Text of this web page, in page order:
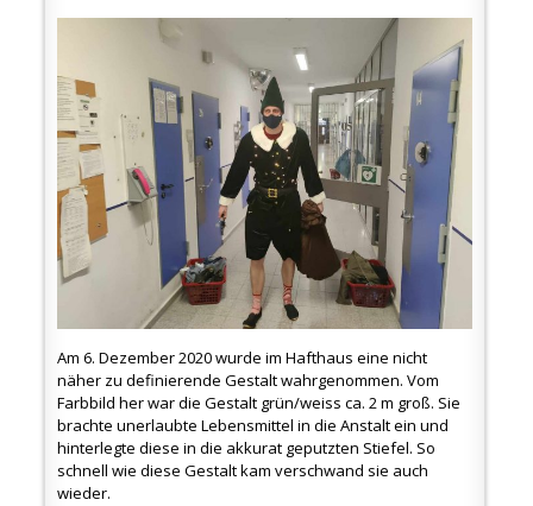
Am 6. Dezember 2020 wurde im Hafthaus eine nicht
näher zu definierende Gestalt wahrgenommen. Vom
Farbbild her war die Gestalt grün/weiss ca. 2 m groß. Sie
brachte unerlaubte Lebensmittel in die Anstalt ein und
hinterlegte diese in die akkurat geputzten Stiefel. So
schnell wie diese Gestalt kam verschwand sie auch
wieder.